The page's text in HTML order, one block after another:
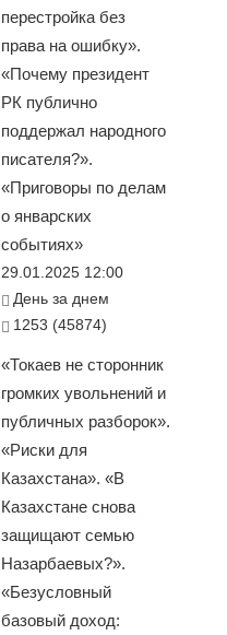
перестройка без
права на ошибку».
«Почему президент
РК публично
поддержал народного
писателя?».
«Приговоры по делам
о январских
событиях»
29.01.2025 12:00
День за днем
1253 (45874)
«Токаев не сторонник
громких увольнений и
публичных разборок».
«Риски для
Казахстана». «В
Казахстане снова
защищают семью
Назарбаевых?».
«Безусловный
базовый доход: